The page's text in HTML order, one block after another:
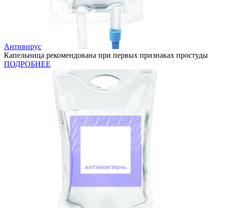
Антивирус
Капельница рекомендована при первых признаках простуды
ПОДРОБНЕЕ